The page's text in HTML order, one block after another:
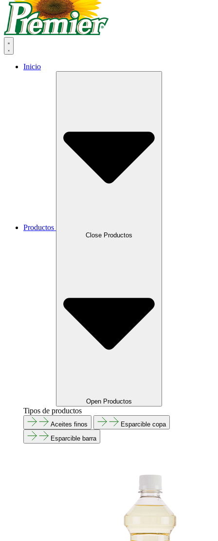
Inicio
Productos
Close Productos
Open Productos
Tipos de productos
Aceites finos
Esparcible copa
Esparcible barra